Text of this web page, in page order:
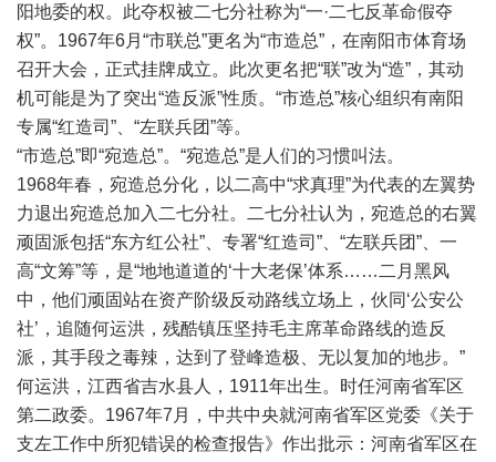
阳地委的权。此夺权被二七分社称为“一·二七反革命假夺
权”。1967年6月“市联总”更名为“市造总”，在南阳市体育场
召开大会，正式挂牌成立。此次更名把“联”改为“造”，其动
机可能是为了突出“造反派”性质。“市造总”核心组织有南阳
专属“红造司”、“左联兵团”等。
“市造总”即“宛造总”。“宛造总”是人们的习惯叫法。
1968年春，宛造总分化，以二高中“求真理”为代表的左翼势
力退出宛造总加入二七分社。二七分社认为，宛造总的右翼
顽固派包括“东方红公社”、专署“红造司”、“左联兵团”、一
高“文筹”等，是“地地道道的‘十大老保’体系……二月黑风
中，他们顽固站在资产阶级反动路线立场上，伙同‘公安公
社’，追随何运洪，残酷镇压坚持毛主席革命路线的造反
派，其手段之毒辣，达到了登峰造极、无以复加的地步。”
何运洪，江西省吉水县人，1911年出生。时任河南省军区
第二政委。1967年7月，中共中央就河南省军区党委《关于
支左工作中所犯错误的检查报告》作出批示：河南省军区在